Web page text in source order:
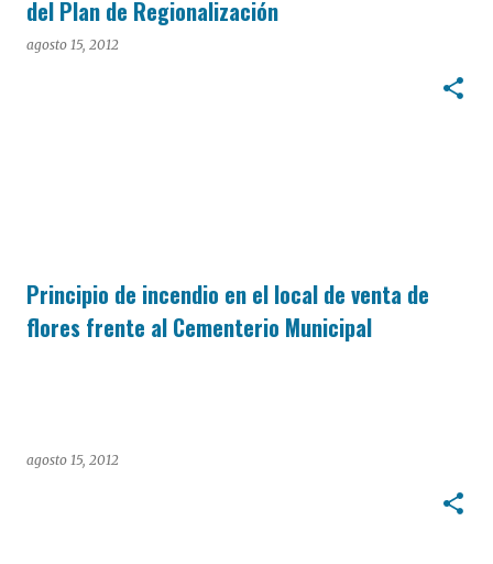
del Plan de Regionalización
agosto 15, 2012
Principio de incendio en el local de venta de
flores frente al Cementerio Municipal
agosto 15, 2012